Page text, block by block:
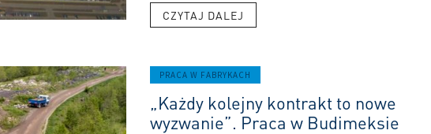
CZYTAJ DALEJ
PRACA W FABRYKACH
„Każdy kolejny kontrakt to nowe
wyzwanie”. Praca w Budimeksie